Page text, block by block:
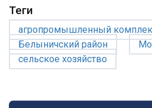
Теги
агропромышленный
Белыничский район
сельское хозяйство